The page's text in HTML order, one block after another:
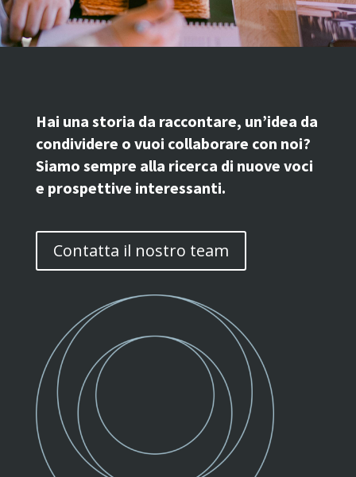
Hai una storia da raccontare, un’idea da
condividere o vuoi collaborare con noi?
Siamo sempre alla ricerca di nuove voci
e prospettive interessanti.
Contatta il nostro team